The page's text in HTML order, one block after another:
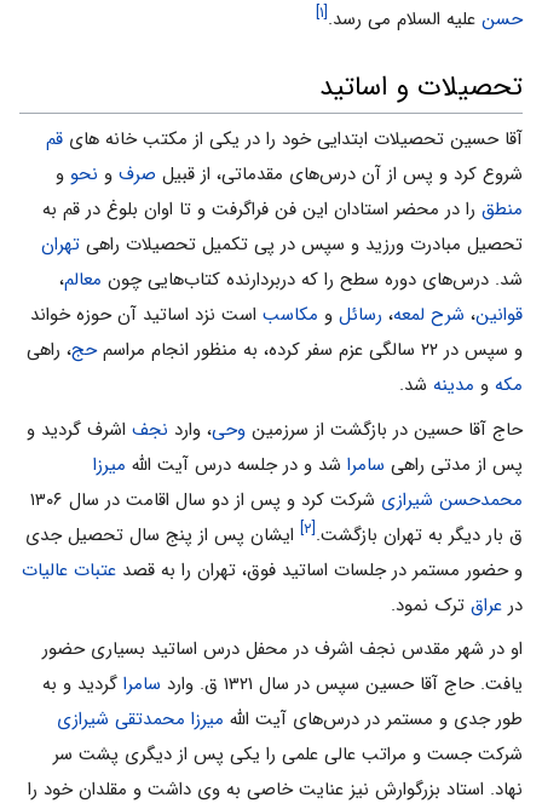
حسن علیه السلام می رسد.[۱]
تحصیلات و اساتید
آقا حسین تحصیلات ابتدایی خود را در یکی از مکتب خانه های قم
شروع کرد و پس از آن درس‌های مقدماتی، از قبیل صرف و نحو و
منطق را در محضر استادان این فن فراگرفت و تا اوان بلوغ در قم به
تحصیل مبادرت ورزید و سپس در پی تکمیل تحصیلات راهی تهران
شد. درس‌های دوره سطح را که دربردارنده کتاب‌هایی چون معالم،
قوانین، شرح لمعه، رسائل و مکاسب است نزد اساتید آن حوزه خواند
و سپس در ۲۲ سالگی عزم سفر کرده، به منظور انجام مراسم
حج، راهی
مکه و مدینه شد.
حاج آقا حسین در بازگشت از سرزمین وحی، وارد نجف اشرف گردید و
پس از مدتی راهی سامرا شد و در جلسه درس آیت الله میرزا
محمدحسن شیرازی
شرکت کرد و پس از دو سال اقامت در سال ۱۳۰۶
ق بار دیگر به تهران بازگشت.[۲]
ایشان پس از پنج سال تحصیل جدی
و حضور مستمر در جلسات اساتید فوق، تهران را به قصد عتبات عالیات
در عراق ترک نمود.
او در شهر مقدس نجف اشرف در محفل درس اساتید بسیاری حضور
یافت. حاج آقا حسین سپس در سال ۱۳۲۱ ق. وارد
سامرا گردید و به
طور جدی و مستمر در درس‌های آیت الله میرزا محمدتقی شیرازی
شرکت جست و مراتب عالی علمی را یکی پس از دیگری پشت سر
نهاد. استاد بزرگوارش نیز عنایت خاصی به وی داشت و مقلدان خود را